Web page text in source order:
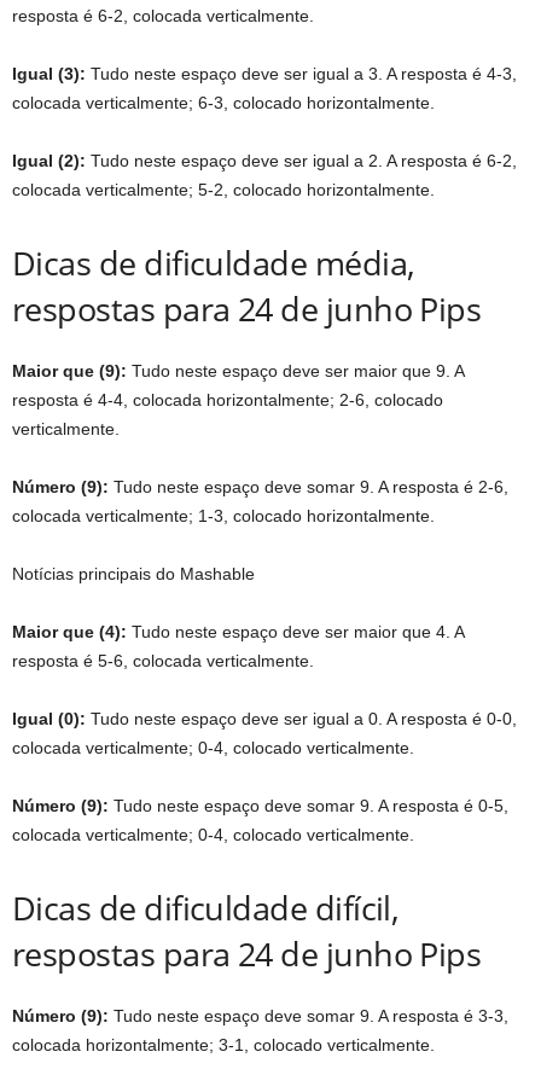
resposta é 6-2, colocada verticalmente.
Igual (3): Tudo neste espaço deve ser igual a 3. A resposta é 4-3,
colocada verticalmente; 6-3, colocado horizontalmente.
Igual (2): Tudo neste espaço deve ser igual a 2. A resposta é 6-2,
colocada verticalmente; 5-2, colocado horizontalmente.
Dicas de dificuldade média,
respostas para 24 de junho Pips
Maior que (9): Tudo neste espaço deve ser maior que 9. A
resposta é 4-4, colocada horizontalmente; 2-6, colocado
verticalmente.
Número (9): Tudo neste espaço deve somar 9. A resposta é 2-6,
colocada verticalmente; 1-3, colocado horizontalmente.
Notícias principais do Mashable
Maior que (4): Tudo neste espaço deve ser maior que 4. A
resposta é 5-6, colocada verticalmente.
Igual (0): Tudo neste espaço deve ser igual a 0. A resposta é 0-0,
colocada verticalmente; 0-4, colocado verticalmente.
Número (9): Tudo neste espaço deve somar 9. A resposta é 0-5,
colocada verticalmente; 0-4, colocado verticalmente.
Dicas de dificuldade difícil,
respostas para 24 de junho Pips
Número (9): Tudo neste espaço deve somar 9. A resposta é 3-3,
colocada horizontalmente; 3-1, colocado verticalmente.